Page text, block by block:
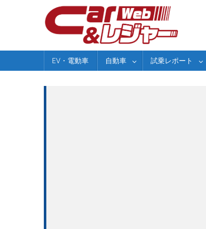
EV・電動車 自動車 試乗レポート